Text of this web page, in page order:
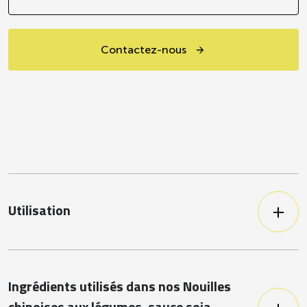
Contactez-nous
Utilisation
parfaitement à un menu végétarien.
Ingrédients utilisés dans nos Nouilles